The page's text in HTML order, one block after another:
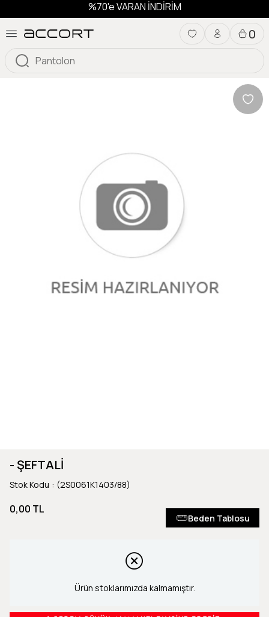
%70'e VARAN İNDİRİM
0
- ŞEFTALİ
Stok Kodu (2S0061K1403/88)
0,00 TL
Beden Tablosu
Ürün stoklarımızda kalmamıştır.